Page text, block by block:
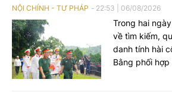
NỘI CHÍNH - TƯ PHÁP 22:53 06/08/2026
Trong hai
về tìm kiếm,
danh tính hài
Bằng phối